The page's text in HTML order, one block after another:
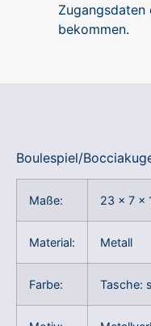
Zugangsdaten
bekommen.
Boulespiel/
Maße: 23 x 7 x
Material: Metall
Farbe: Tasche: